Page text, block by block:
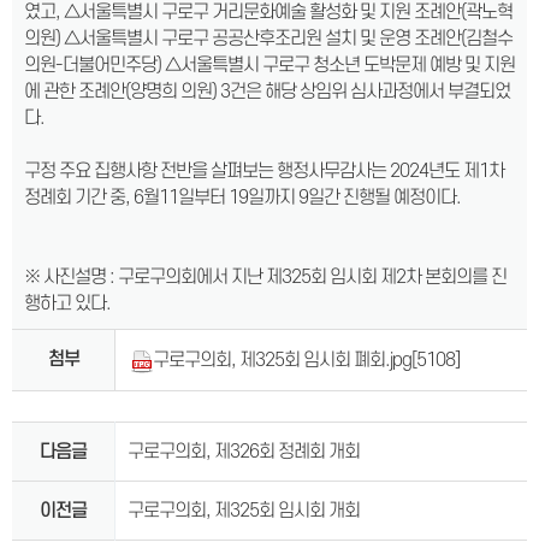
였고, △서울특별시 구로구 거리문화예술 활성화 및 지원 조례안(곽노혁
의원) △서울특별시 구로구 공공산후조리원 설치 및 운영 조례안(김철수
의원-더불어민주당) △서울특별시 구로구 청소년 도박문제 예방 및 지원
에 관한 조례안(양명희 의원) 3건은 해당 상임위 심사과정에서 부결되었
다.
구정 주요 집행사항 전반을 살펴보는 행정사무감사는 2024년도 제1차
정례회 기간 중, 6월11일부터 19일까지 9일간 진행될 예정이다.
※ 사진설명 : 구로구의회에서 지난 제325회 임시회 제2차 본회의를 진
행하고 있다.
첨부 구로구의회, 제325회 임시회 폐회.jpg [5108]
다음글 구로구의회, 제326회 정례회 개회
이전글 구로구의회, 제325회 임시회 개회